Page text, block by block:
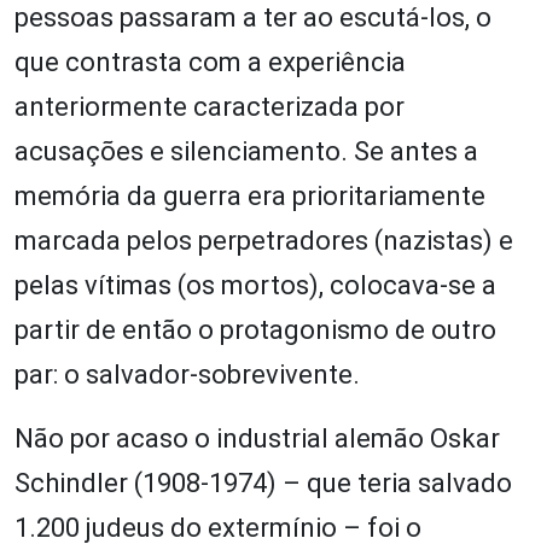
pessoas passaram a ter ao escutá-los, o
que contrasta com a experiência
anteriormente caracterizada por
acusações e silenciamento. Se antes a
memória da guerra era prioritariamente
marcada pelos perpetradores (nazistas) e
pelas vítimas (os mortos), colocava-se a
partir de então o protagonismo de outro
par: o salvador-sobrevivente.
Não por acaso o industrial alemão Oskar
Schindler (1908-1974) – que teria salvado
1.200 judeus do extermínio – foi o